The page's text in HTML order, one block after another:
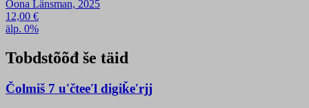
Oona Länsman, 2025
12,00 €
älp. 0%
Tobdstõõđ še täid
Čolmiš 7 uʹčteeʹl digiǩeʹrjj